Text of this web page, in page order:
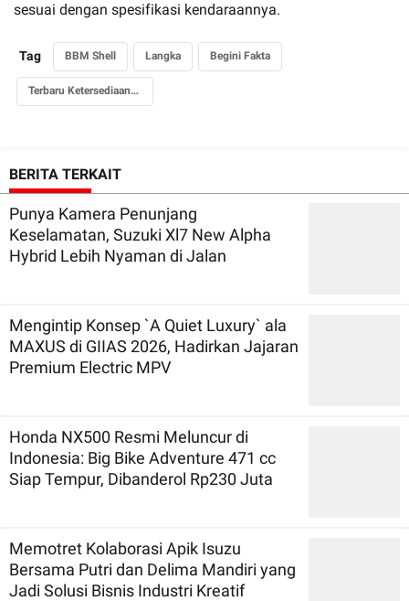
sesuai dengan spesifikasi kendaraannya.
Tag BBM Shell Langka Begini Fakta
Terbaru Ketersediaannya
BERITA TERKAIT
Punya Kamera Penunjang
Keselamatan, Suzuki Xl7 New Alpha
Hybrid Lebih Nyaman di Jalan
Mengintip Konsep `A Quiet Luxury` ala
MAXUS di GIIAS 2026, Hadirkan Jajaran
Premium Electric MPV
Honda NX500 Resmi Meluncur di
Indonesia: Big Bike Adventure 471 cc
Siap Tempur, Dibanderol Rp230 Juta
Memotret Kolaborasi Apik Isuzu
Bersama Putri dan Delima Mandiri yang
Jadi Solusi Bisnis Industri Kreatif